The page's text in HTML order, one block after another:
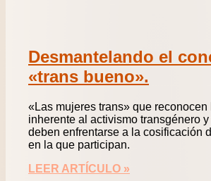
Desmantelando el
«trans bueno».
«Las mujeres trans» que reconocen
inherente al activismo transgénero y
deben enfrentarse a la cosificación
en la que participan.
LEER ARTÍCULO »